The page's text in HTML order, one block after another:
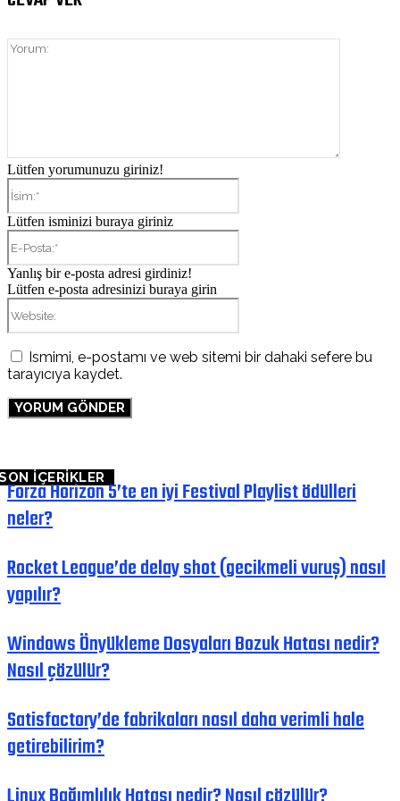
Lütfen yorumunuzu giriniz!
Lütfen isminizi buraya giriniz
Yanlış bir e-posta adresi girdiniz!
Lütfen e-posta adresinizi buraya girin
Ismimi, e-postamı ve web sitemi bir dahaki sefere bu
tarayıcıya kaydet.
İÇERİKLER
Forza Horizon 5’te en iyi Festival Playlist ödülleri
neler?
Rocket League’de delay shot (gecikmeli vuruş) nasıl
yapılır?
Windows Önyükleme Dosyaları Bozuk Hatası nedir?
Nasıl çözülür?
Satisfactory’de fabrikaları nasıl daha verimli hale
getirebilirim?